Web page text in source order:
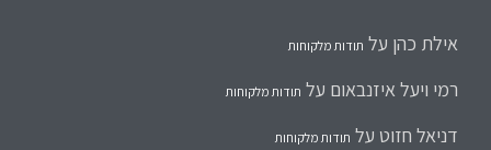
אילת כהן על תודות מלקוחות
רמי ויעל איזנבאום על תודות מלקוחות
דניאל חזוט על תודות מלקוחות